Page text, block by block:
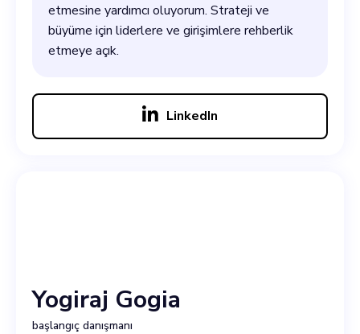
etmesine yardımcı oluyorum. Strateji ve
büyüme için liderlere ve girişimlere rehberlik
etmeye açık.
LinkedIn
Yogiraj Gogia
başlangıç danışmanı